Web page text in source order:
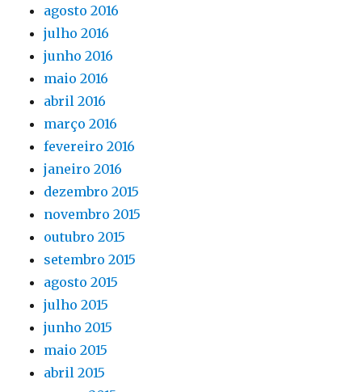
agosto 2016
julho 2016
junho 2016
maio 2016
abril 2016
março 2016
fevereiro 2016
janeiro 2016
dezembro 2015
novembro 2015
outubro 2015
setembro 2015
agosto 2015
julho 2015
junho 2015
maio 2015
abril 2015